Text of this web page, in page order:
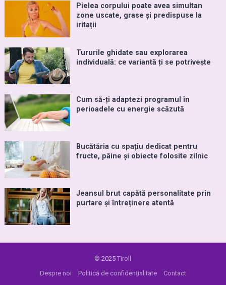
Pielea corpului poate avea simultan
zone uscate, grase și predispuse la
iritații
Tururile ghidate sau explorarea
individuală: ce variantă ți se potrivește
Cum să-ți adaptezi programul în
perioadele cu energie scăzută
Bucătăria cu spațiu dedicat pentru
fructe, pâine și obiecte folosite zilnic
Jeansul brut capătă personalitate prin
purtare și întreținere atentă
© 2025Tiroll
Despre noi
Politică de confidențialitate Contact